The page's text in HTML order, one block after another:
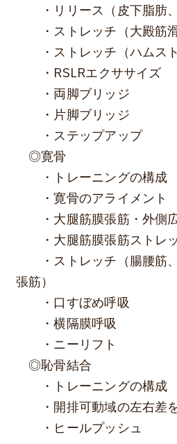
・リリース（皮下脂肪、
・ストレッチ（大殿筋滑
・ストレッチ（ハムスト
・RSLRエクササイズ
・両脚ブリッジ
・片脚ブリッジ
・ステップアップ
◎寛骨
・トレーニングの構成
・寛骨のアライメント
・大腿筋膜張筋・外側
・大腿筋膜張筋ストレ
・ストレッチ（腸腰筋
張筋）
・口すぼめ呼吸
・横隔膜呼吸
・ニーリフト
◎恥骨結合
・トレーニングの構成
・開排可動域の左右差
・ヒールプッシュ